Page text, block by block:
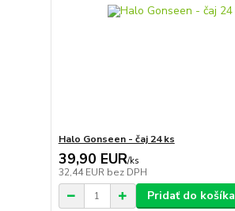
Halo Gonseen - čaj 24 ks
39,90 EUR/ks
32,44 EUR bez DPH
Pridať do košíka